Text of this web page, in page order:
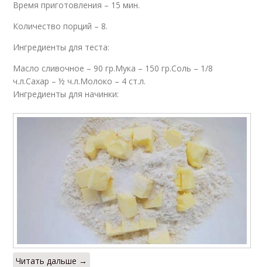
Время приготовления – 15 мин.
Количество порций – 8.
Ингредиенты для теста:
Масло сливочное – 90 гр.Мука – 150 гр.Соль – 1/8
ч.л.Сахар – ½ ч.л.Молоко – 4 ст.л.
Ингредиенты для начинки:
Читать дальше →